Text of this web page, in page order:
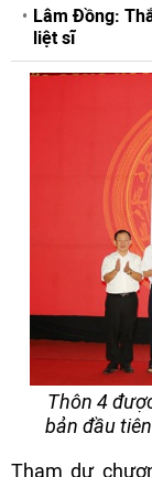
Lâm Đồng:
liệt sĩ
Thôn 4
bản đầu
Tham dự